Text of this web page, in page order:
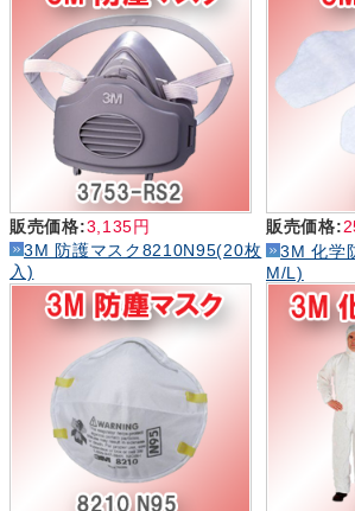
販売価格:3,135円 販売価格:
3M 防護マスク8210N95(20枚
入)
3M 化学
M/L)